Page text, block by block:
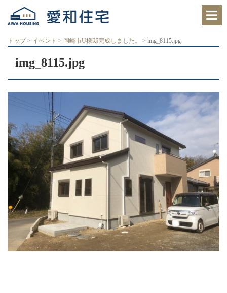
知
県
尾
市
社
で、
ク
レ
バ
ー
ム
西
尾
崎
トップ> イベント > 岡崎市U様邸完成しました。 > img_8115.jpg
img_8115.jpg